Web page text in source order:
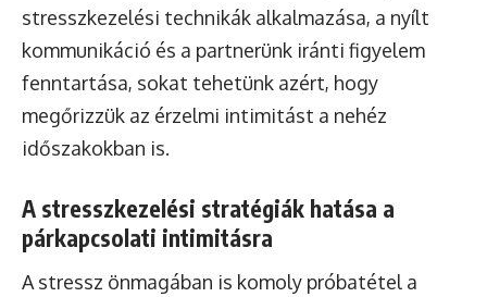
stresszkezelési technikák alkalmazása, a nyílt
kommunikáció és a partnerünk iránti figyelem
fenntartása, sokat tehetünk azért, hogy
megőrizzük az érzelmi intimitást a nehéz
időszakokban is.
A stresszkezelési stratégiák hatása a
párkapcsolati intimitásra
A stressz önmagában is komoly próbatétel a